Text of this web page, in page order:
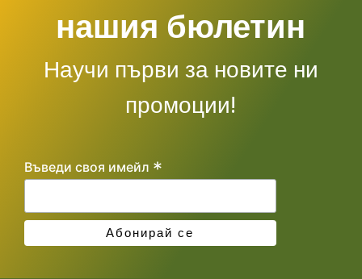
нашия бюлетин
Научи първи за новите ни
промоции!
Въведи своя имейл *